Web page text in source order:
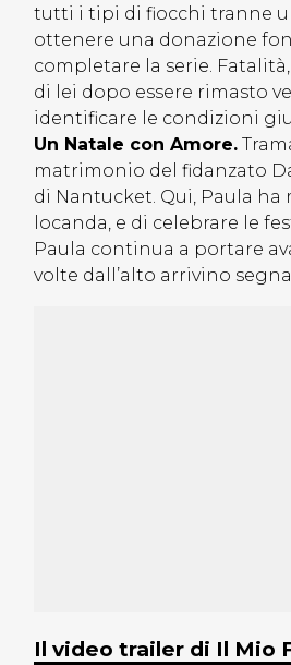
tutti i tipi di fiocchi tranne
ottenere una donazione
completare la serie.
di lei dopo essere rimasto
identificare le condizioni
Un Natale con Amore.
matrimonio del fidanzato
di Nantucket. Qui, Paula ha
locanda, e di celebrare le
Paula continua a portare
volte dall’alto arrivino
Il video trailer di Il Mio